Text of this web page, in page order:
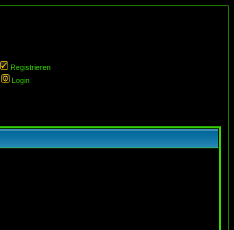
Registrieren
Login